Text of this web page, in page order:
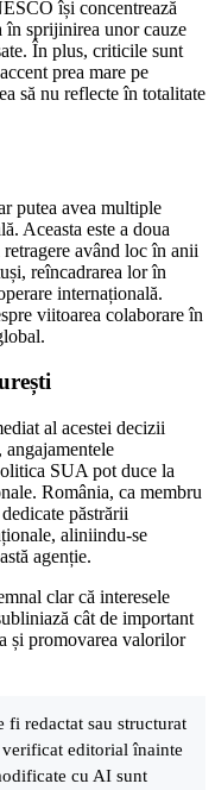
își concentrează
în sprijinirea unor cauze
În plus, criticile sunt
prea mare pe
să nu reflecte în totalitate
putea avea multiple
Aceasta este a doua
având loc în anii
reîncadrarea lor în
internațională.
viitoarea colaborare în
al acestei decizii
angajamentele
SUA pot duce la
România, ca membru
păstrării
aliniindu-se
agenție.
clar că interesele
cât de important
și promovarea valorilor
fi redactat sau structurat
editorial înainte
cu AI sunt